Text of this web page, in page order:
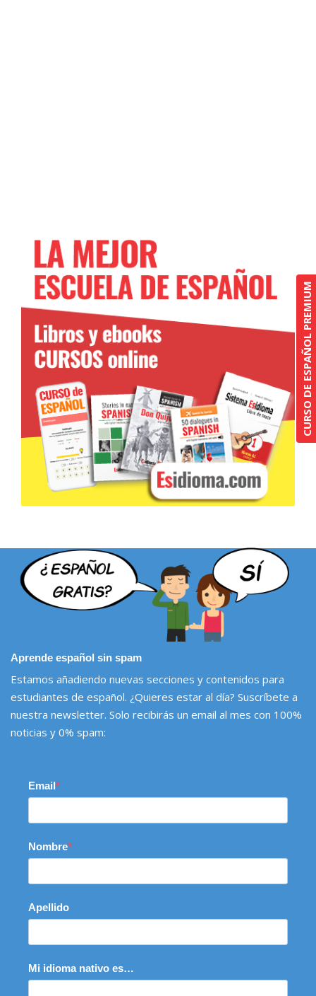
CURSO DE ESPAÑOL PREMIUM
Aprende español sin spam
Estamos añadiendo nuevas secciones y contenidos para
estudiantes de español. ¿Quieres estar al día? Suscríbete a
nuestra newsletter. Solo recibirás un email al mes con 100%
noticias y 0% spam:
Email
Nombre
Apellido
Mi idioma nativo es…